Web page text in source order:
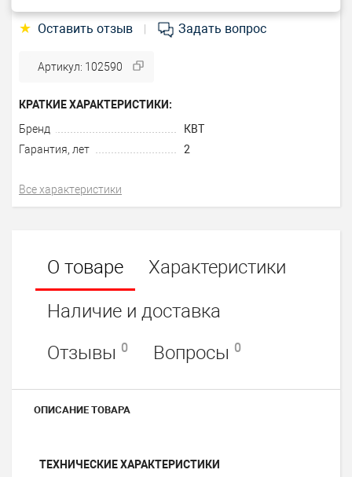
★ Оставить отзыв Задать вопрос
Артикул: 102590
КРАТКИЕ ХАРАКТЕРИСТИКИ:
Бренд
КВТ
Гарантия, лет
2
Все характеристики
О товаре
Характеристики
Наличие и доставка
Отзывы 0 Вопросы 0
ОПИСАНИЕ ТОВАРА
ТЕХНИЧЕСКИЕ ХАРАКТЕРИСТИКИ